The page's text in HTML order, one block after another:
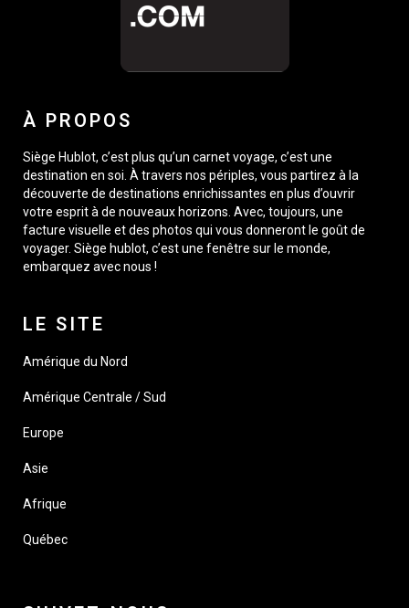
À PROPOS
Siège Hublot, c’est plus qu’un carnet voyage, c’est une
destination en soi. À travers nos périples, vous partirez à la
découverte de destinations enrichissantes en plus d’ouvrir
votre esprit à de nouveaux horizons. Avec, toujours, une
facture visuelle et des photos qui vous donneront le goût de
voyager. Siège hublot, c’est une fenêtre sur le monde,
embarquez avec nous !
LE SITE
Amérique du Nord
Amérique Centrale / Sud
Europe
Asie
Afrique
Québec